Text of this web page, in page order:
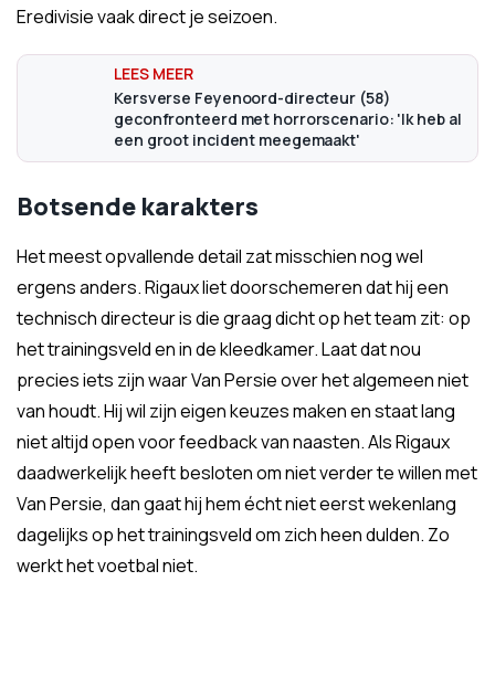
Eredivisie vaak direct je seizoen.
Kersverse Feyenoord-directeur (58)
geconfronteerd met horrorscenario: 'Ik heb al
een groot incident meegemaakt'
Botsende karakters
Het meest opvallende detail zat misschien nog wel
ergens anders. Rigaux liet doorschemeren dat hij een
technisch directeur is die graag dicht op het team zit: op
het trainingsveld en in de kleedkamer. Laat dat nou
precies iets zijn waar Van Persie over het algemeen niet
van houdt. Hij wil zijn eigen keuzes maken en staat lang
niet altijd open voor feedback van naasten. Als Rigaux
daadwerkelijk heeft besloten om niet verder te willen met
Van Persie, dan gaat hij hem écht niet eerst wekenlang
dagelijks op het trainingsveld om zich heen dulden. Zo
werkt het voetbal niet.